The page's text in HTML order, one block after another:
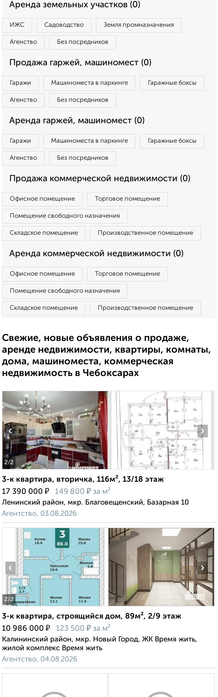
Аренда земельных участков (0)
ИЖС Садоводство Земля промназначения
Агенство Без посредников
Продажа гаржей, машиномест (0)
Гаражи Машиноместа в паркинге Гаражные боксы
Агенство Без посредников
Аренда гаржей, машиномест (0)
Гаражи Машиноместа в паркинге Гаражные боксы
Агенство Без посредников
Продажа коммерческой недвижимости (0)
Офисное помещение Торговое помещение
Помещение свободного назначения
Складское помещение Производственное помещение
Аренда коммерческой недвижимости (0)
Офисное помещение Торговое помещение
Помещение свободного назначения
Складское помещение Производственное помещение
Свежие, новые объявления о продаже,
аренде недвижимости, квартиры, комнаты,
дома, машиноместа, коммерческая
недвижимость в Чебоксарах
2/2
‹ ›
3-к квартира, вторичка, 116м², 13/18 этаж
17 390 000 ₽ 149 800 ₽ за м²
Ленинский район, мкр. Благовещенский, Базарная 10
Агентство, 03.08.2026
2/2
‹ ›
3-к квартира, строящийся дом, 89м², 2/9 этаж
10 986 000 ₽ 123 500 ₽ за м²
Калининский район, мкр. Новый Город, ЖК Время жить,
жилой комплекс Время жить
Агентство, 04.08.2026